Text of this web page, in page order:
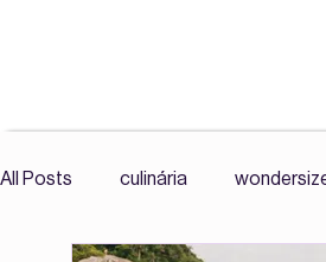
All Posts culinária